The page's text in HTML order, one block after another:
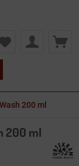
200 ml
200 ml